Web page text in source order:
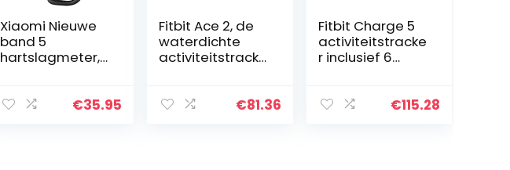
Xiaomi Nieuwe
band 5
hartslagmeter,
trainingsmodi,
€35.95
Fitbit Ace 2, de
waterdichte
activiteitstracke
biedt
€81.36
Fitbit Charge 5
activiteitstracke
r inclusief 6
lidmaatschap,
€115.28